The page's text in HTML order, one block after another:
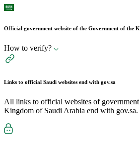
Official government website of the Government of the
How to verify?
Links to official Saudi websites end with gov.sa
All links to official websites of government
Kingdom of Saudi Arabia end with gov.sa.